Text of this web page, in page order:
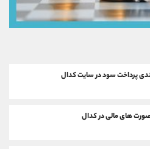
پرداخت سود در سایت کدال
های مالی در کدال